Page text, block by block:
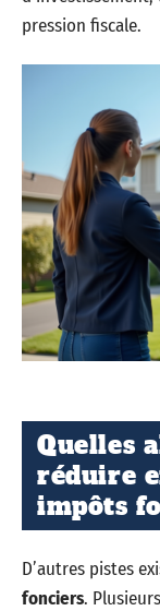
pression fiscale.
Quelles
réduire
impôts
D’autres pistes
fonciers.